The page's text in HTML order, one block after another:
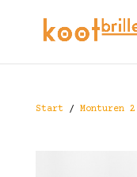
Start/ Monturen 2